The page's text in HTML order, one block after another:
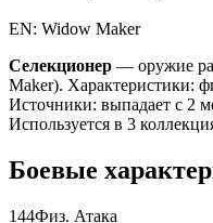
EN: Widow Maker
Селекционер — оружие
Maker). Характеристики:
Источники: выпадает с 2
Используется в 3
Боевые
144Физ. Атака